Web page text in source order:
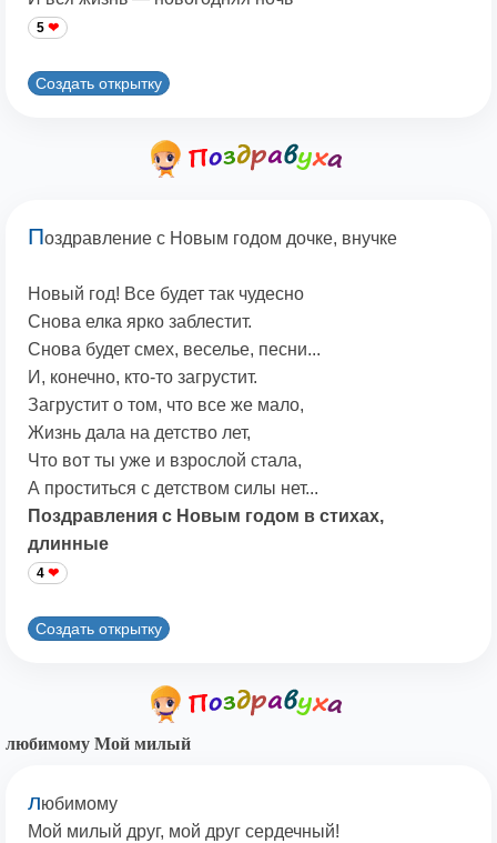
5
Создать открытку
Поздравление с Новым годом дочке, внучке
Новый год! Все будет так чудесно
Снова елка ярко заблестит.
Снова будет смех, веселье, песни...
И, конечно, кто-то загрустит.
Загрустит о том, что все же мало,
Жизнь дала на детство лет,
Что вот ты уже и взрослой стала,
А проститься с детством силы нет...
Поздравления с Новым годом в стихах,
длинные
4
Создать открытку
любимому Мой милый
любимому
Мой милый друг, мой друг сердечный!